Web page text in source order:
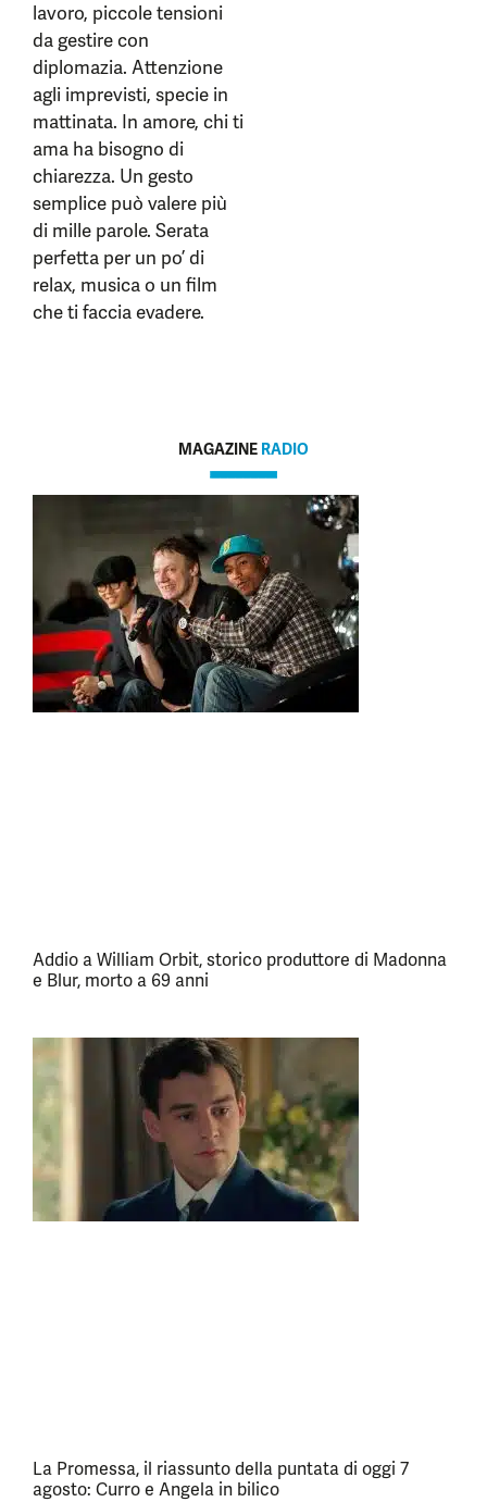
lavoro, piccole tensioni
da gestire con
diplomazia. Attenzione
agli imprevisti, specie in
mattinata. In amore, chi ti
ama ha bisogno di
chiarezza. Un gesto
semplice può valere più
di mille parole. Serata
perfetta per un po’ di
relax, musica o un film
che ti faccia evadere.
MAGAZINE RADIO
Addio a William Orbit, storico produttore di Madonna
e Blur, morto a 69 anni
La Promessa, il riassunto della puntata di oggi 7
agosto: Curro e Angela in bilico